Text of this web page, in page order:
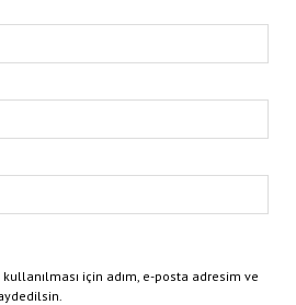
için adım, e-posta adresim ve